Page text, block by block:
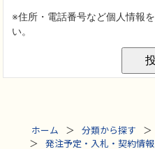
ホーム
分類から探す
発注予定・入札・契約情報